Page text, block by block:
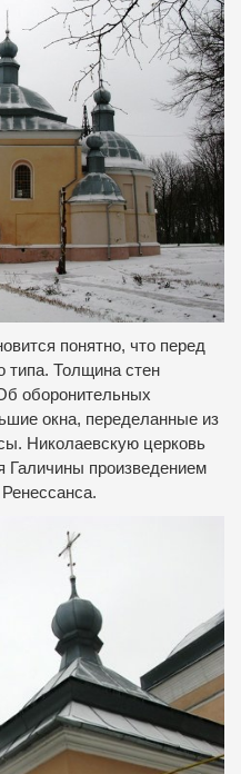
понятно, что перед
типа. Толщина стен
оборонительных
окна, переделанные из
Николаевскую церковь
Галичины произведением